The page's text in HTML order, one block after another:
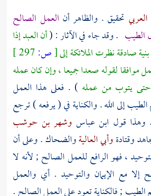
تحقيق . والظاهر أن العمل الصالح
الطيب . وقد جاء في الآثار : (أن العبد إذا
صادقة نظرت الملائكة إلى[ص:
موافقا لقوله صعدا جميعا ، وإن كان عمله
حتى يتوب من عمله ) . فعلى هذا العمل
إلى الله . والكناية في ( يرفعه ) ترجع
وهذا قول ابن عباس وشهر بن حوشب
وقتادةوأبي العاليةوالضحاك. وعلى أن
، فهو الرافع للعمل الصالح ; لأنه لا
إلا مع الإيمان والتوحيد . أي والعمل
الطيب ; فالكناية تعود على العمل الصالح .